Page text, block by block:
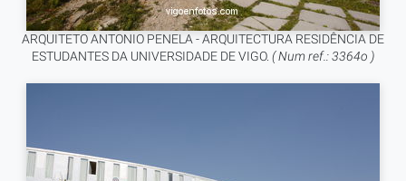
ARQUITETO ANTONIO PENELA - ARQUITECTURA RESIDÊNCIA DE
ESTUDANTES DA UNIVERSIDADE DE VIGO. ( Num ref.: 3364o )